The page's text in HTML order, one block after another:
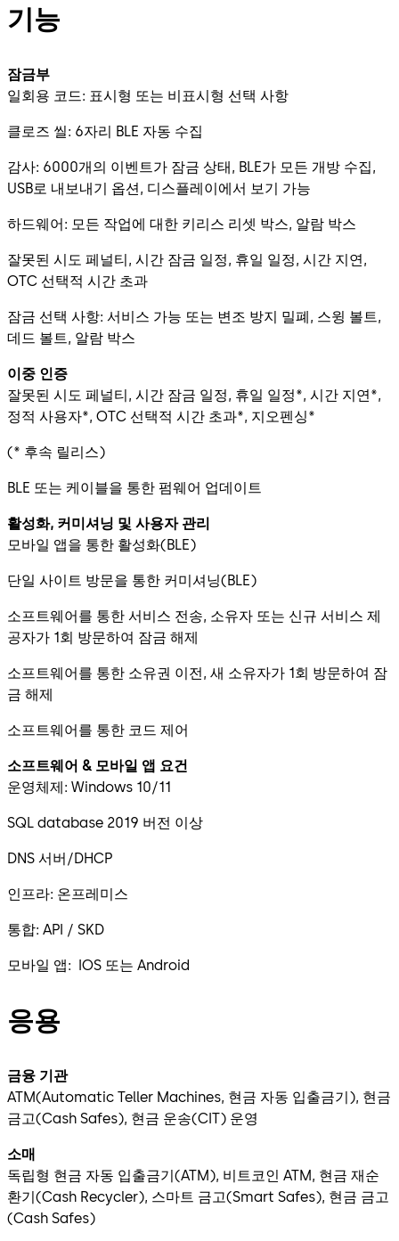
기능
잠금부
일회용 코드: 표시형 또는 비표시형 선택 사항
클로즈 씰: 6자리 BLE 자동 수집
감사: 6000개의 이벤트가 잠금 상태, BLE가 모든 개방 수집,
USB로 내보내기 옵션, 디스플레이에서 보기 가능
하드웨어: 모든 작업에 대한 키리스 리셋 박스, 알람 박스
잘못된 시도 페널티, 시간 잠금 일정, 휴일 일정, 시간 지연,
OTC 선택적 시간 초과
잠금 선택 사항: 서비스 가능 또는 변조 방지 밀폐, 스윙 볼트,
데드 볼트, 알람 박스
이중 인증
잘못된 시도 페널티, 시간 잠금 일정, 휴일 일정*, 시간 지연*,
정적 사용자*, OTC 선택적 시간 초과*, 지오펜싱*
(* 후속 릴리스)
BLE 또는 케이블을 통한 펌웨어 업데이트
활성화, 커미셔닝 및 사용자 관리
모바일 앱을 통한 활성화(BLE)
단일 사이트 방문을 통한 커미셔닝(BLE)
소프트웨어를 통한 서비스 전송, 소유자 또는 신규 서비스 제
공자가 1회 방문하여 잠금 해제
소프트웨어를 통한 소유권 이전, 새 소유자가 1회 방문하여 잠
금 해제
소프트웨어를 통한 코드 제어
소프트웨어 & 모바일 앱 요건
운영체제: Windows 10/11
SQL database 2019 버전 이상
DNS 서버/DHCP
인프라: 온프레미스
통합: API / SKD
모바일 앱: IOS 또는 Android
응용
금융 기관
ATM(Automatic Teller Machines, 현금 자동 입출금기), 현금
금고(Cash Safes), 현금 운송(CIT) 운영
소매
독립형 현금 자동 입출금기(ATM), 비트코인 ATM, 현금 재순
환기(Cash Recycler), 스마트 금고(Smart Safes), 현금 금고
(Cash Safes)